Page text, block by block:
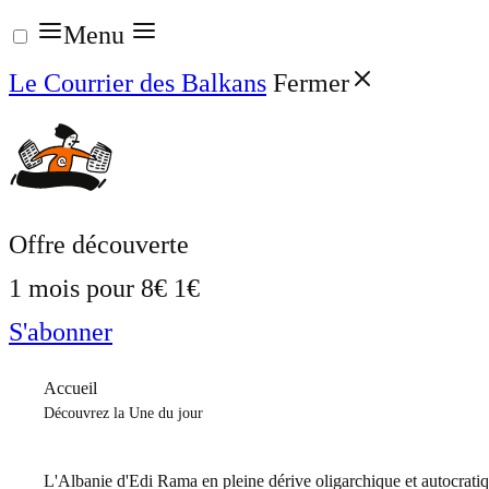
Aller
au
contenu
Menu
Le Courrier des Balkans Fermer
Offre découverte
1 mois pour 8€ 1€
S'abonner
Accueil
Découvrez la Une du jour
L'Albanie d'Edi Rama en pleine dérive oligarchique et